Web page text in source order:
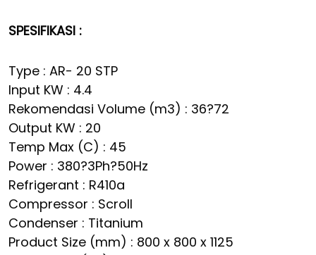
SPESIFIKASI :
Type : AR-­ 20 STP
Input KW : 4.4
Rekomendasi Volume (m3) : 36?72
Output KW : 20
Temp Max (C) : 45
Power : 380?3Ph?50Hz
Refrigerant : R410a
Compressor : Scroll
Condenser : Titanium
Product Size (mm) : 800 x 800 x 1125